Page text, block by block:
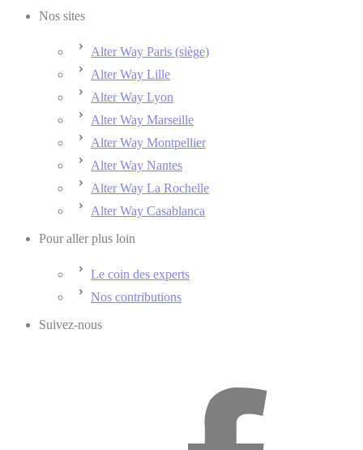
Nos sites
Alter Way Paris (siège)
Alter Way Lille
Alter Way Lyon
Alter Way Marseille
Alter Way Montpellier
Alter Way Nantes
Alter Way La Rochelle
Alter Way Casablanca
Pour aller plus loin
Le coin des experts
Nos contributions
Suivez-nous